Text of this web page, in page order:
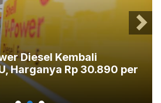
Diesel Kembali
Harganya Rp 30.890 per